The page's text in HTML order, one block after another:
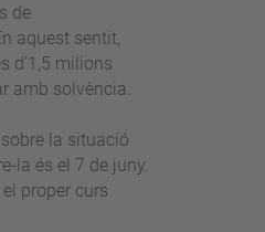
de
aquest sentit,
d’1,5 milions
amb solvència.
la situació
la és el 7 de juny.
proper curs